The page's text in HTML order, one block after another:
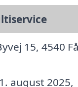
15, 4540
august 2025,